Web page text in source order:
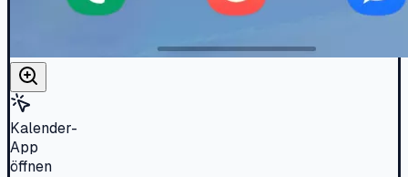
Kalender-
App
öffnen